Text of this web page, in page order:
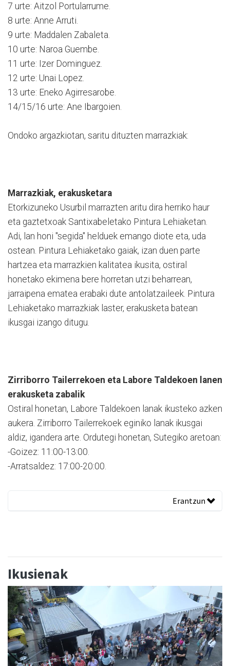
7 urte: Aitzol Portularrume.
8 urte: Anne Arruti.
9 urte: Maddalen Zabaleta.
10 urte: Naroa Guembe.
11 urte: Izer Dominguez.
12 urte: Unai Lopez.
13 urte: Eneko Agirresarobe.
14/15/16 urte: Ane Ibargoien.
Ondoko argazkiotan, saritu dituzten marrazkiak:
Marrazkiak, erakusketara
Etorkizuneko Usurbil marrazten aritu dira herriko haur
eta gaztetxoak Santixabeletako Pintura Lehiaketan.
Adi, lan honi "segida" helduek emango diote eta, uda
ostean. Pintura Lehiaketako gaiak, izan duen parte
hartzea eta marrazkien kalitatea ikusita, ostiral
honetako ekimena bere horretan utzi beharrean,
jarraipena ematea erabaki dute antolatzaileek. Pintura
Lehiaketako marrazkiak laster, erakusketa batean
ikusgai izango ditugu.
Zirriborro Tailerrekoen eta Labore Taldekoen lanen
erakusketa zabalik
Ostiral honetan, Labore Taldekoen lanak ikusteko azken
aukera. Zirriborro Tailerrekoek eginiko lanak ikusgai
aldiz, igandera arte. Ordutegi honetan, Sutegiko aretoan:
-Goizez: 11:00-13:00.
-Arratsaldez: 17:00-20:00.
Erantzun
Ikusienak